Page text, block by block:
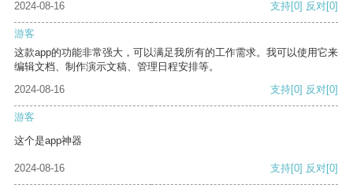
2024-08-16 支持[0] 反对[0]
游客
这款app的功能非常强大，可以满足我所有的工作需求。我可以使用它来
编辑文档、制作演示文稿、管理日程安排等。
2024-08-16
支持[0] 反对[0]
游客
这个是app神器
2024-08-16 支持[0] 反对[0]